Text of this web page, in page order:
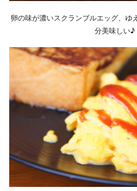
卵の味が濃いスクランブルエッグ、ゆ
分美味しい♪